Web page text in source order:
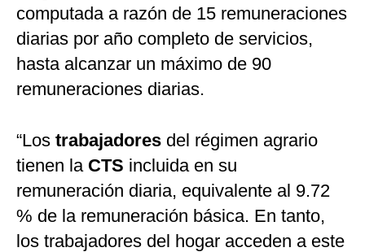
computada a razón de 15 remuneraciones
diarias por año completo de servicios,
hasta alcanzar un máximo de 90
remuneraciones diarias.
“Los trabajadores del régimen agrario
tienen la CTS incluida en su
remuneración diaria, equivalente al 9.72
% de la remuneración básica. En tanto,
los trabajadores del hogar acceden a este